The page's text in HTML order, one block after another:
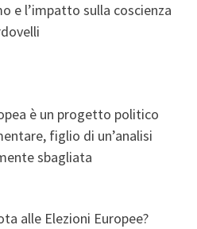
e l’impatto sulla coscienza
è un progetto politico
figlio di un’analisi
sbagliata
alle Elezioni Europee?